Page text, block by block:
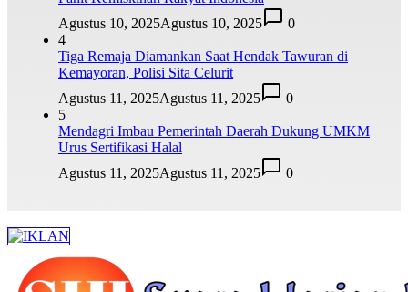
Agustus 10, 2025Agustus 10, 2025
0
4
Tiga Remaja Diamankan Saat Hendak Tawuran di
Kemayoran, Polisi Sita Celurit
Agustus 11, 2025Agustus 11, 2025
0
5
Mendagri Imbau Pemerintah Daerah Dukung UMKM
Urus Sertifikasi Halal
Agustus 11, 2025Agustus 11, 2025 0